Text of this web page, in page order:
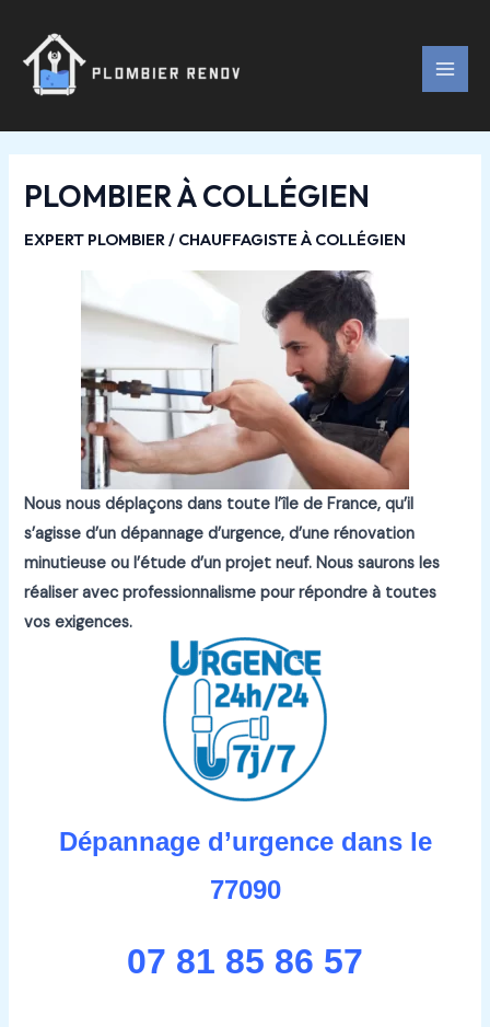
contenu
PLOMBIER À COLLÉGIEN
EXPERT PLOMBIER / CHAUFFAGISTE À COLLÉGIEN
Nous nous déplaçons dans toute l’île de France, qu’il
s’agisse d’un dépannage d’urgence, d’une rénovation
minutieuse ou l’étude d’un projet neuf.Nous saurons les
réaliser avec professionnalisme pour répondre à toutes
vos exigences.
Dépannage d’urgence dans le
77090
07 81 85 86 57
articles